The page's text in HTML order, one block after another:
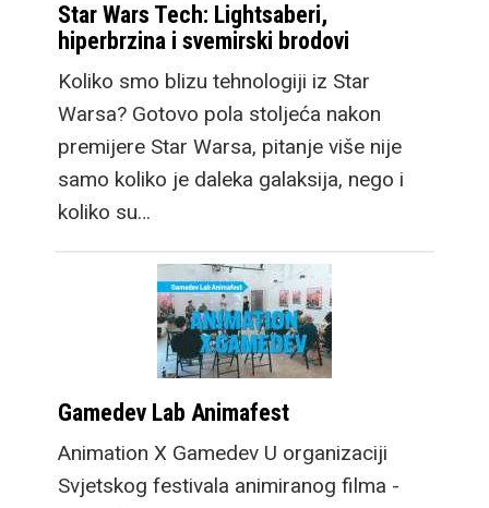
Star Wars Tech: Lightsaberi,
hiperbrzina i svemirski brodovi
Koliko smo blizu tehnologiji iz Star
Warsa? Gotovo pola stoljeća nakon
premijere Star Warsa, pitanje više nije
samo koliko je daleka galaksija, nego i
koliko su…
Gamedev Lab Animafest
Animation X Gamedev U organizaciji
Svjetskog festivala animiranog filma -